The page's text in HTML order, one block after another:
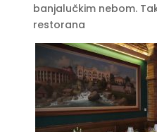
banjalučkim nebom.
restorana